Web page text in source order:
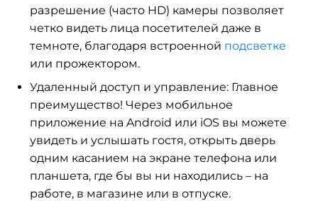
разрешение (часто HD) камеры позволяет
четко видеть лица посетителей даже в
темноте, благодаря встроенной подсветке
или прожектором.
Удаленный доступ и управление: Главное
преимущество! Через мобильное
приложение на Android или iOS вы можете
увидеть и услышать гостя, открыть дверь
одним касанием на экране телефона или
планшета, где бы вы ни находились – на
работе, в магазине или в отпуске.